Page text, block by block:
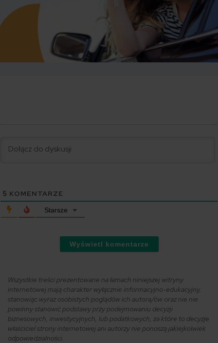
5 KOMENTARZE
Starsze
Wyświetl komentarze
Wszystkie treści prezentowane na łamach niniejszej witryny
internetowej mają charakter wyłącznie informacyjno-edukacyjny,
stanowiąc wyraz osobistych poglądów ich autora/ów oraz nie nie
powinny stanowić podstawy przy podejmowaniu decyzji
biznesowych, inwestycyjnych, lub podatkowych, za które to decyzje
właściciel strony internetowej ani autorzy nie ponoszą jakiejkolwiek
odpowiedzialności.